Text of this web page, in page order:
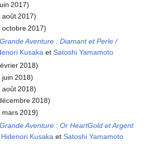
2017)
août 2017)
2017)
Aventure : Diamant et Perle /
Kusaka etSatoshi Yamamoto
2018)
juin 2018)
août 2018)
2018)
2019)
Aventure : Or HeartGold et Argent
Hidenori Kusaka etSatoshi Yamamoto